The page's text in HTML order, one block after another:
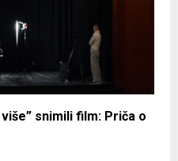
snimili film: Priča o